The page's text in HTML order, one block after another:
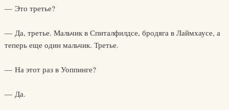
— Это третье?
— Да, третье. Мальчик в Спиталфилдсе, бродяга в Лаймхаусе, а
теперь еще один мальчик. Третье.
— На этот раз в Уоппинге?
— Да.